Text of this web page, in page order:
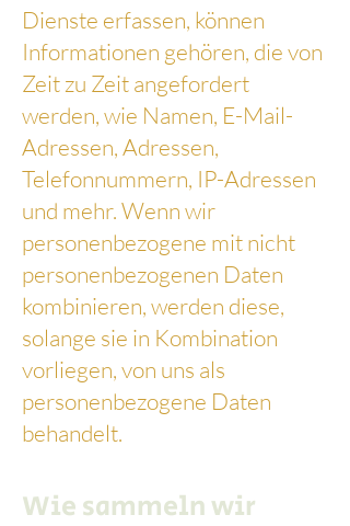
Dienste erfassen, können
Informationen gehören, die von
Zeit zu Zeit angefordert
werden, wie Namen, E-Mail-
Adressen, Adressen,
Telefonnummern, IP-Adressen
und mehr. Wenn wir
personenbezogene mit nicht
personenbezogenen Daten
kombinieren, werden diese,
solange sie in Kombination
vorliegen, von uns als
personenbezogene Daten
behandelt.
Wie sammeln wir